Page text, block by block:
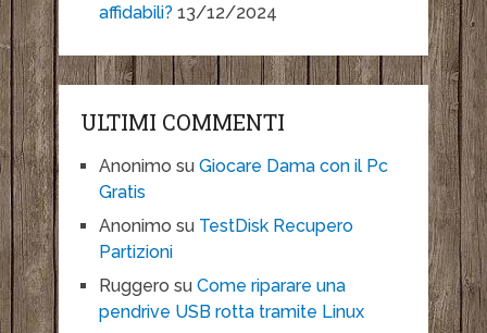
affidabili? 13/12/2024
ULTIMI COMMENTI
Anonimo su Giocare Dama con il Pc
Gratis
Anonimo su TestDisk Recupero
Partizioni
Ruggero su Come riparare una
pendrive USB rotta tramite Linux